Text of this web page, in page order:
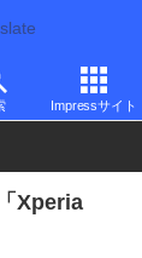
Impressサイト
タブレット
Xperia